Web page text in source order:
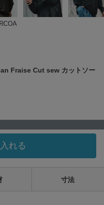
Fraise Cut sew カットソー
れる
寸法